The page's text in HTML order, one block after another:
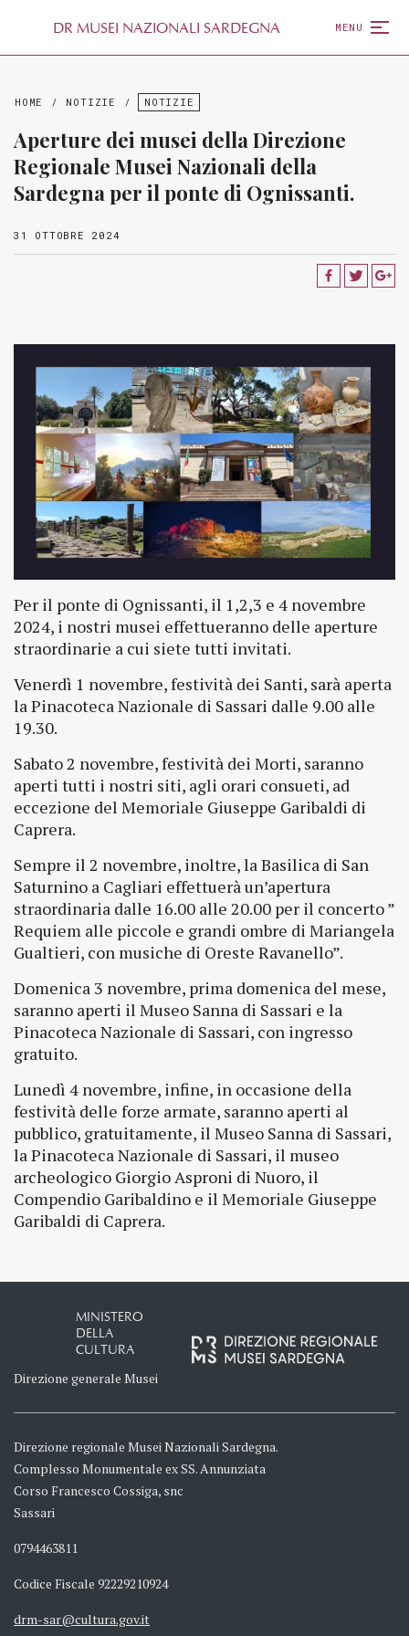
DR MUSEI NAZIONALI SARDEGNA MENU
HOME / NOTIZIE / NOTIZIE
Aperture dei musei della Direzione
Regionale Musei Nazionali della
Sardegna per il ponte di Ognissanti.
31 OTTOBRE 2024
Per il ponte di Ognissanti, il 1,2,3 e 4 novembre
2024, i nostri musei effettueranno delle aperture
straordinarie a cui siete tutti invitati.
Venerdì 1 novembre, festività dei Santi, sarà aperta
la Pinacoteca Nazionale di Sassari dalle 9.00 alle
19.30.
Sabato 2 novembre, festività dei Morti, saranno
aperti tutti i nostri siti, agli orari consueti, ad
eccezione del Memoriale Giuseppe Garibaldi di
Caprera.
Sempre il 2 novembre, inoltre, la Basilica di San
Saturnino a Cagliari effettuerà un’apertura
straordinaria dalle 16.00 alle 20.00 per il concerto ”
Requiem alle piccole e grandi ombre di Mariangela
Gualtieri, con musiche di Oreste Ravanello”.
Domenica 3 novembre, prima domenica del mese,
saranno aperti il Museo Sanna di Sassari e la
Pinacoteca Nazionale di Sassari, con ingresso
gratuito.
Lunedì 4 novembre, infine, in occasione della
festività delle forze armate, saranno aperti al
pubblico, gratuitamente, il Museo Sanna di Sassari,
la Pinacoteca Nazionale di Sassari, il museo
archeologico Giorgio Asproni di Nuoro, il
Compendio Garibaldino e il Memoriale Giuseppe
Garibaldi di Caprera.
MINISTERO
DELLA
CULTURA
Direzione generale Musei
Direzione regionale Musei Nazionali Sardegna.
Complesso Monumentale ex SS. Annunziata
Corso Francesco Cossiga, snc
Sassari
0794463811
Codice Fiscale 92229210924
drm-sar@cultura.gov.it